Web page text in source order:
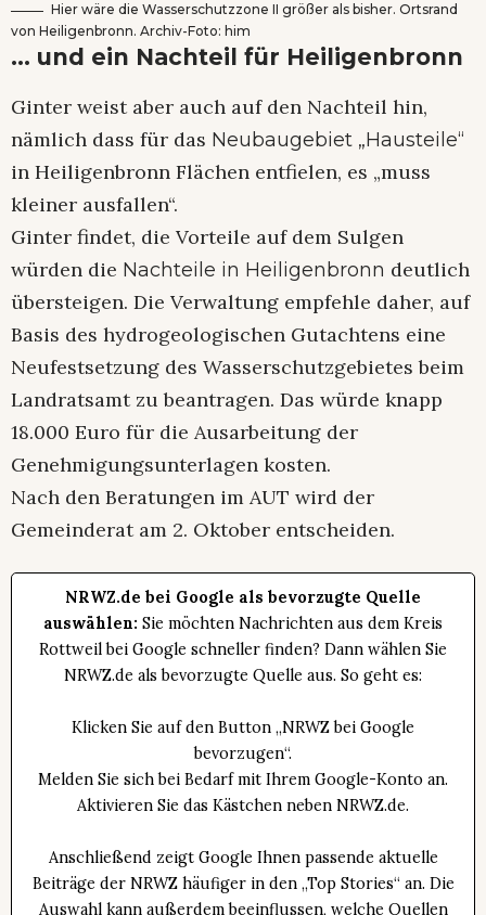
Hier wäre die Wasserschutzzone II größer als bisher. Ortsrand
von Heiligenbronn. Archiv-Foto: him
… und ein Nachteil für Heiligenbronn
Ginter weist aber auch auf den Nachteil hin,
nämlich dass für das Neubaugebiet „Hausteile“
in Heiligenbronn Flächen entfielen, es „muss
kleiner ausfallen“.
Ginter findet, die Vorteile auf dem Sulgen
würden die Nachteile in Heiligenbronn deutlich
übersteigen. Die Verwaltung empfehle daher, auf
Basis des hydrogeologischen Gutachtens eine
Neufestsetzung des Wasserschutzgebietes beim
Landratsamt zu beantragen. Das würde knapp
18.000 Euro für die Ausarbeitung der
Genehmigungsunterlagen kosten.
Nach den Beratungen im AUT wird der
Gemeinderat am 2. Oktober entscheiden.
NRWZ.de bei Google als bevorzugte Quelle
auswählen: Sie möchten Nachrichten aus dem Kreis
Rottweil bei Google schneller finden? Dann wählen Sie
NRWZ.de als bevorzugte Quelle aus. So geht es:
Klicken Sie auf den Button „NRWZ bei Google
bevorzugen“.
Melden Sie sich bei Bedarf mit Ihrem Google-Konto an.
Aktivieren Sie das Kästchen neben NRWZ.de.
Anschließend zeigt Google Ihnen passende aktuelle
Beiträge der NRWZ häufiger in den „Top Stories“ an. Die
Auswahl kann außerdem beeinflussen, welche Quellen